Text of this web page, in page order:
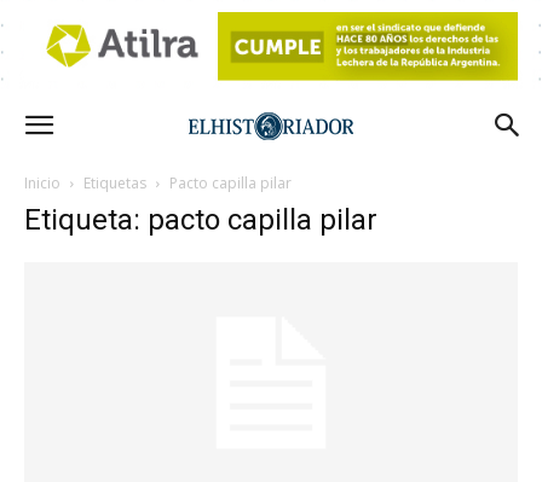
Inicio Etiquetas Pacto capilla pilar
Etiqueta: pacto capilla pilar